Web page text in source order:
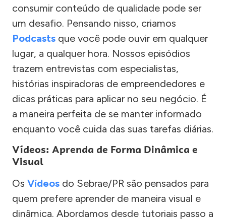
consumir conteúdo de qualidade pode ser
um desafio. Pensando nisso, criamos
Podcasts que você pode ouvir em qualquer
lugar, a qualquer hora. Nossos episódios
trazem entrevistas com especialistas,
histórias inspiradoras de empreendedores e
dicas práticas para aplicar no seu negócio. É
a maneira perfeita de se manter informado
enquanto você cuida das suas tarefas diárias.
Vídeos: Aprenda de Forma Dinâmica e
Visual
Os Vídeos do Sebrae/PR são pensados para
quem prefere aprender de maneira visual e
dinâmica. Abordamos desde tutoriais passo a